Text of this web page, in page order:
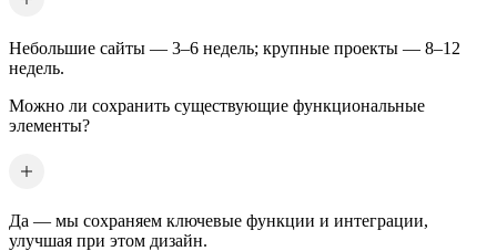
Небольшие сайты — 3–6 недель; крупные проекты — 8–12
недель.
Можно ли сохранить существующие функциональные
элементы?
Да — мы сохраняем ключевые функции и интеграции,
улучшая при этом дизайн.